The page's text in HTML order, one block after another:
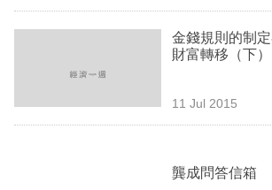
事
金錢規則的制
財富轉移（下）
11 Jul 2015
龔成問答信箱